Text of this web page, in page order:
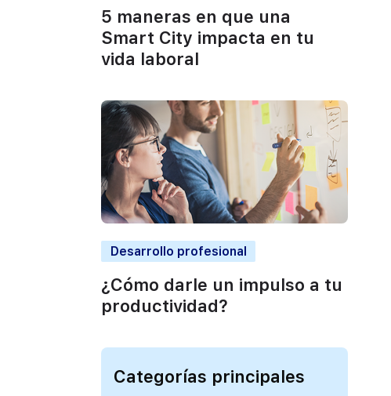
5 maneras en que una
Smart City impacta en tu
vida laboral
Desarrollo profesional
¿Cómo darle un impulso a tu
productividad?
Categorías principales